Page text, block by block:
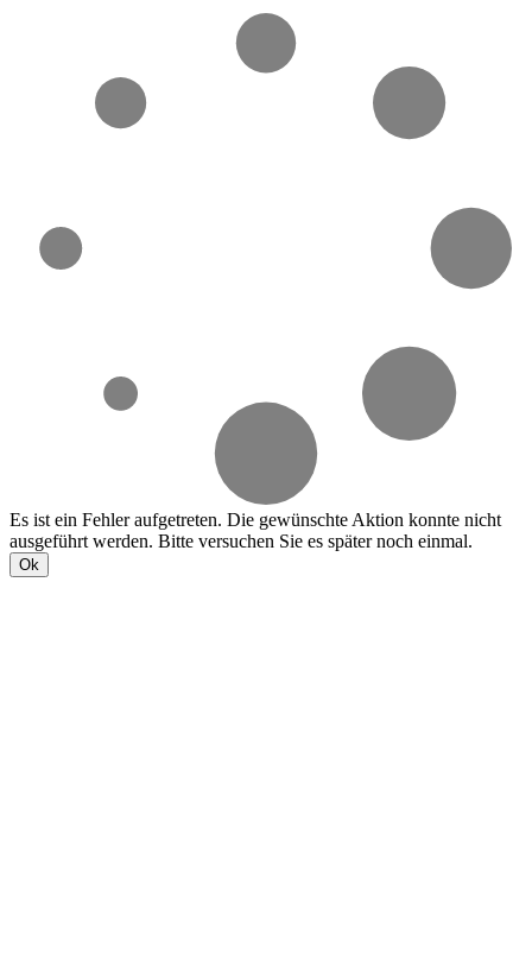
Es ist ein Fehler aufgetreten. Die gewünschte Aktion konnte nicht
ausgeführt werden. Bitte versuchen Sie es später noch einmal.
Ok